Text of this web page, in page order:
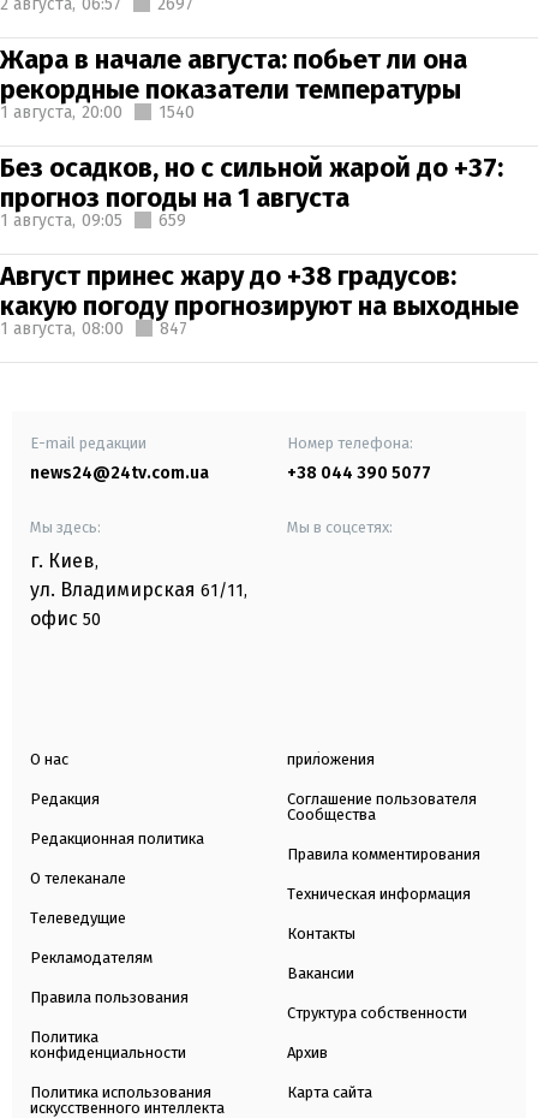
Жара в начале августа: побьет ли она
рекордные показатели температуры
1 августа, 20:00 1540
Без осадков, но с сильной жарой до +37:
прогноз погоды на 1 августа
1 августа, 09:05 659
Август принес жару до +38 градусов:
какую погоду прогнозируют на выходные
1 августа, 08:00 847
E-mail редакции
news24@24tv.com.ua
Номер телефона:
+38 044 390 5077
Мы здесь:
г. Киев,
ул. Владимирская 61/11,
офис 50
Мы в соцсетях:
О нас
Редакция
Редакционная политика
О телеканале
Телеведущие
Рекламодателям
Правила пользования
Политика
конфиденциальности
Политика использования
искусственного интеллекта
приложения
Соглашение пользователя
Сообщества
Правила комментирования
Техническая информация
Контакты
Вакансии
Структура собственности
Архив
Карта сайта